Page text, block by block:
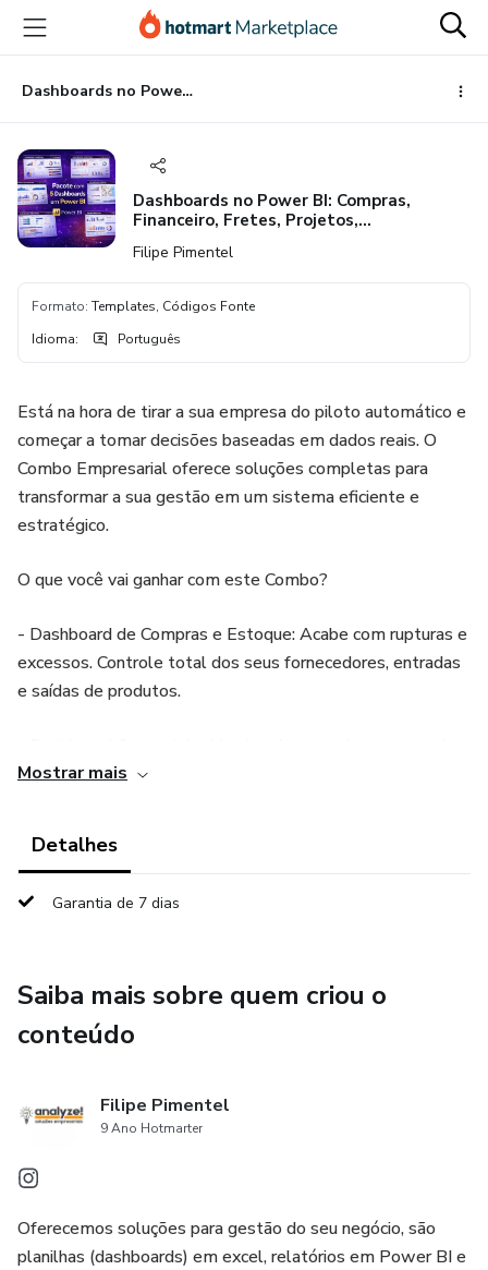
para
conteúdo
principal
para
pagamento
para
rodapé
Dashboards no Power BI: Compras, Financeiro, Fretes, Projetos, Recrutamento e Vendas
Dashboards no Power BI: Compras,
Financeiro, Fretes, Projetos,
Filipe Pimentel
Formato: Templates, Códigos Fonte
Idioma: Português
Está na hora de tirar a sua empresa do piloto automático e
começar a tomar decisões baseadas em dados reais. O
Combo Empresarial oferece soluções completas para
transformar a sua gestão em um sistema eficiente e
estratégico.
O que você vai ganhar com este Combo?
- Dashboard de Compras e Estoque: Acabe com rupturas e
excessos. Controle total dos seus fornecedores, entradas
e saídas de produtos.
em tempo real, aumente sua conversão e tenha uma visão
- Dashboard de Recrutamento & Seleção: Otimize suas
e encontre os talentos certos com dados precisos.
prazos! Controle o andamento dos seus projetos, gastos e
alocação de recursos de maneira inteligente.
logísticos. Tenha o controle absoluto sobre fretes, rotas e
entregas, aumentando a eficiência e a economia.
- Dashboard de Controle Financeiro: Fluxo de caixa sob
controle, contas a pagar e a receber sempre atualizadas e
uma análise clara da sua rentabilidade.
Mostrar mais
Detalhes
Garantia de 7 dias
Saiba mais sobre quem criou o
conteúdo
Filipe Pimentel
9 Ano Hotmarter
Oferecemos soluções para gestão do seu negócio, são
planilhas (dashboards) em excel, relatórios em Power BI e